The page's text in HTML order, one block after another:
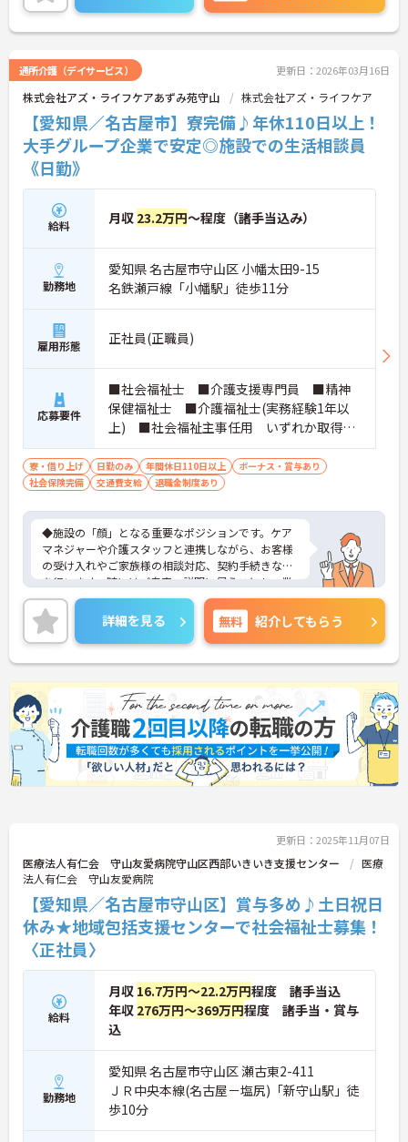
通所介護（デイサービス） 更新日：2026年03月16日
株式会社アズ・ライフケアあずみ苑守山 株式会社アズ・ライフケア
【愛知県／名古屋市】寮完備♪年休110日以上！
大手グループ企業で安定◎施設での生活相談員
《日勤》
給料 月収 23.2万円～程度（諸手当込み）
勤務地
愛知県 名古屋市守山区 小幡太田9-15
名鉄瀬戸線「小幡駅」徒歩11分
雇用形態 正社員(正職員)
応募要件
■社会福祉士 ■介護支援専門員 ■精神
保健福祉士 ■介護福祉士(実務経験1年以
上) ■社会福祉主事任用 いずれか取得さ
れている方 ■普通自動車免許をお持ちの
方 ※厚生労働大臣が定める科目を3科目以上
履修していることが成績証明書の提示にて
寮・借り上げ 日勤のみ 年間休日110日以上
ボーナス・賞与あり
社会保険完備
交通費支給 退職金制度あり
◆施設の「顔」となる重要なポジションです。ケア
マネジャーや介護スタッフと連携しながら、お客様
の受け入れやご家族様の相談対応、契約手続きなど
を行います。時にはご自宅へ説明に伺うことも。業
務の幅は広いですが、その分、お客様の「困った」
に寄り添い、解決できた時の喜びはひとしおです。
親身な対応ができるあなたを、スタッフみんなが待
っています。
◆年間休日は117日以上あり、シフト制ですが希望
休も考慮してもらえるので予定が立てやすいのが嬉
しいポイントです。有給休暇は1時間単位で取得でき
るので、「ちょっと用事を済ませたい」という時に
も便利。オンとオフを上手に切り替えて、自分らし
い働き方が実現できます。
◆タブレット端末を活用した介護記録システムを導
入♪スタッフ同士の情報共有もスムーズになり、
詳細を見る 無料 紹介してもらう
更新日：2025年11月07日
医療法人有仁会 守山友愛病院守山区西部いきいき支援センター
医療
法人有仁会 守山友愛病院
【愛知県／名古屋市守山区】賞与多め♪土日祝日
休み★地域包括支援センターで社会福祉士募集！
〈正社員〉
給料
月収 16.7万円～22.2万円程度 諸手当込
年収 276万円～369万円程度 諸手当・賞与
込
勤務地
愛知県 名古屋市守山区 瀬古東2-411
ＪＲ中央本線(名古屋－塩尻)「新守山駅」徒
歩10分